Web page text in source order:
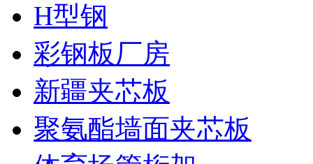
H型钢
彩钢板厂房
新疆夹芯板
聚氨酯墙面夹芯板